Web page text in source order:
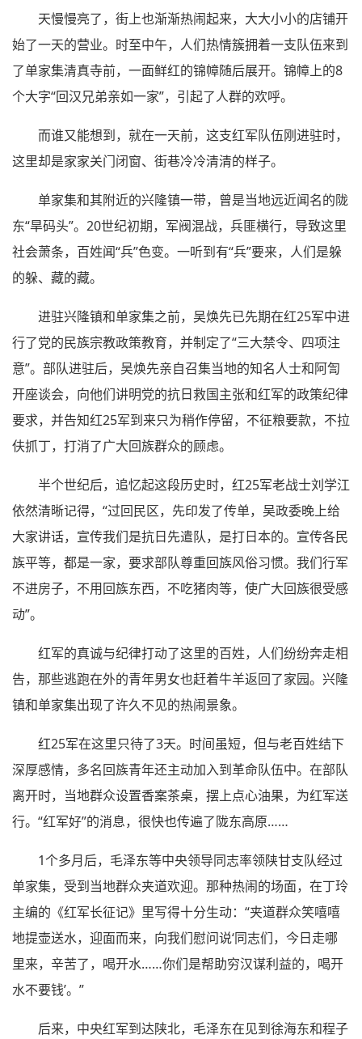
天慢慢亮了，街上也渐渐热闹起来，大大小小的店铺开
始了一天的营业。时至中午，人们热情簇拥着一支队伍来到
了单家集清真寺前，一面鲜红的锦幛随后展开。锦幛上的8
个大字“回汉兄弟亲如一家”，引起了人群的欢呼。
而谁又能想到，就在一天前，这支红军队伍刚进驻时，
这里却是家家关门闭窗、街巷冷冷清清的样子。
单家集和其附近的兴隆镇一带，曾是当地远近闻名的陇
东“旱码头”。20世纪初期，军阀混战，兵匪横行，导致这里
社会萧条，百姓闻“兵”色变。一听到有“兵”要来，人们是躲
的躲、藏的藏。
进驻兴隆镇和单家集之前，吴焕先已先期在红25军中进
行了党的民族宗教政策教育，并制定了“三大禁令、四项注
意”。部队进驻后，吴焕先亲自召集当地的知名人士和阿訇
开座谈会，向他们讲明党的抗日救国主张和红军的政策纪律
要求，并告知红25军到来只为稍作停留，不征粮要款，不拉
伕抓丁，打消了广大回族群众的顾虑。
半个世纪后，追忆起这段历史时，红25军老战士刘学江
依然清晰记得，“过回民区，先印发了传单，吴政委晚上给
大家讲话，宣传我们是抗日先遣队，是打日本的。宣传各民
族平等，都是一家，要求部队尊重回族风俗习惯。我们行军
不进房子，不用回族东西，不吃猪肉等，使广大回族很受感
动”。
红军的真诚与纪律打动了这里的百姓，人们纷纷奔走相
告，那些逃跑在外的青年男女也赶着牛羊返回了家园。兴隆
镇和单家集出现了许久不见的热闹景象。
红25军在这里只待了3天。时间虽短，但与老百姓结下
深厚感情，多名回族青年还主动加入到革命队伍中。在部队
离开时，当地群众设置香案茶桌，摆上点心油果，为红军送
行。“红军好”的消息，很快也传遍了陇东高原……
1个多月后，毛泽东等中央领导同志率领陕甘支队经过
单家集，受到当地群众夹道欢迎。那种热闹的场面，在丁玲
主编的《红军长征记》里写得十分生动：“夹道群众笑嘻嘻
地提壶送水，迎面而来，向我们慰问说‘同志们，今日走哪
里来，辛苦了，喝开水……你们是帮助穷汉谋利益的，喝开
水不要钱’。”
后来，中央红军到达陕北，毛泽东在见到徐海东和程子